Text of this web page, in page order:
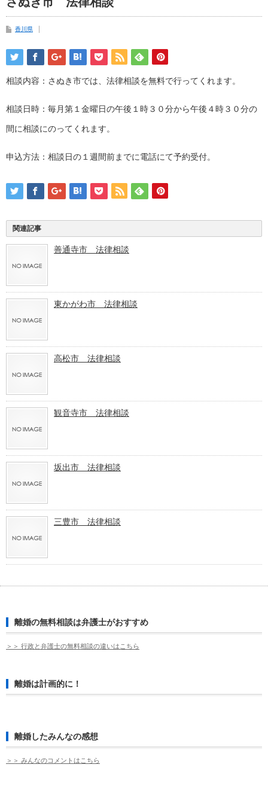
香川県
相談内容：さぬき市では、法律相談を無料で行ってくれます。
相談日時：毎月第１金曜日の午後１時３０分から午後４時３０分の
間に相談にのってくれます。
申込方法：相談日の１週間前までに電話にて予約受付。
関連記事
善通寺市 法律相談
東かがわ市 法律相談
高松市 法律相談
観音寺市 法律相談
坂出市 法律相談
三豊市 法律相談
離婚の無料相談は弁護士がおすすめ
＞＞ 行政と弁護士の無料相談の違いはこちら
離婚は計画的に！
離婚したみんなの感想
＞＞ みんなのコメントはこちら